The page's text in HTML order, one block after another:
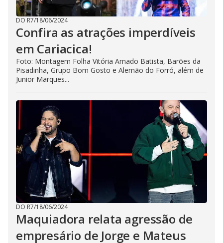
DO R7/18/06/2024
Confira as atrações imperdíveis
em Cariacica!
Foto: Montagem Folha Vitória Amado Batista, Barões da
Pisadinha, Grupo Bom Gosto e Alemão do Forró, além de
Junior Marques...
DO R7/18/06/2024
Maquiadora relata agressão de
empresário de Jorge e Mateus